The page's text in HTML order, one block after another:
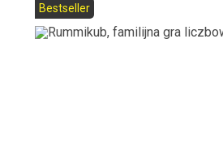
Bestseller